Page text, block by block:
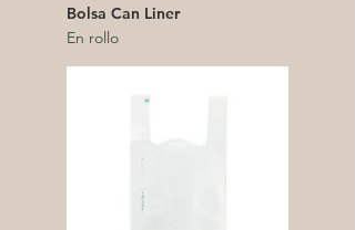
Bolsa Can Liner
En rollo